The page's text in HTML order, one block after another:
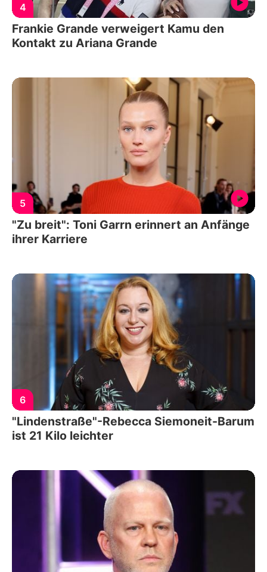
4
Frankie Grande verweigert Kamu den
Kontakt zu Ariana Grande
5
"Zu breit": Toni Garrn erinnert an Anfänge
ihrer Karriere
6
"Lindenstraße"-Rebecca Siemoneit-Barum
ist 21 Kilo leichter